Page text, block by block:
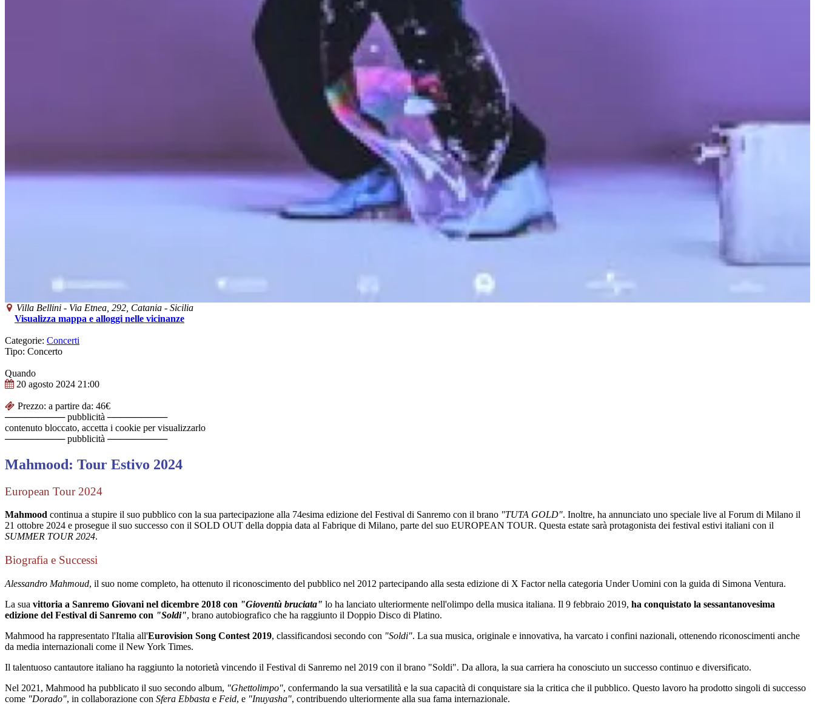
Villa Bellini - Via Etnea, 292, Catania -Sicilia
Visualizza mappa e alloggi nelle vicinanze
Categorie: Concerti
Tipo: Concerto
Quando
20 agosto 2024 21:00
Prezzo: a partire da: 46€
───────── pubblicità ─────────
contenuto bloccato, accetta i cookie per visualizzarlo
───────── pubblicità ─────────
Mahmood: Tour Estivo 2024
European Tour 2024
Mahmood continua a stupire il suo pubblico con la sua partecipazione alla 74esima edizione del Festival di Sanremo con il brano "TUTA GOLD". Inoltre, ha annunciato uno speciale live al Forum di Milano il
21 ottobre 2024 e prosegue il suo successo con il SOLD OUT della doppia data al Fabrique di Milano, parte del suo EUROPEAN TOUR. Questa estate sarà protagonista dei festival estivi italiani con il
SUMMER TOUR 2024.
Biografia e Successi
Alessandro Mahmoud, il suo nome completo, ha ottenuto il riconoscimento del pubblico nel 2012 partecipando alla sesta edizione di X Factor nella categoria Under Uomini con la guida di Simona Ventura.
La sua vittoria a Sanremo Giovani nel dicembre 2018 con "Gioventù bruciata" lo ha lanciato ulteriormente nell'olimpo della musica italiana. Il 9 febbraio 2019, ha conquistato la sessantanovesima
edizione del Festival di Sanremo con "Soldi", brano autobiografico che ha raggiunto il Doppio Disco di Platino.
Mahmood ha rappresentato l'Italia all'Eurovision Song Contest 2019, classificandosi secondo con "Soldi". La sua musica, originale e innovativa, ha varcato i confini nazionali, ottenendo riconoscimenti anche
da media internazionali come il New York Times.
Il talentuoso cantautore italiano ha raggiunto la notorietà vincendo il Festival di Sanremo nel 2019 con il brano "Soldi". Da allora, la sua carriera ha conosciuto un successo continuo e diversificato.
Nel 2021, Mahmood ha pubblicato il suo secondo album, "Ghettolimpo", confermando la sua versatilità e la sua capacità di conquistare sia la critica che il pubblico. Questo lavoro ha prodotto singoli di successo
come "Dorado", in collaborazione con Sfera Ebbasta e Feid, e "Inuyasha", contribuendo ulteriormente alla sua fama internazionale.